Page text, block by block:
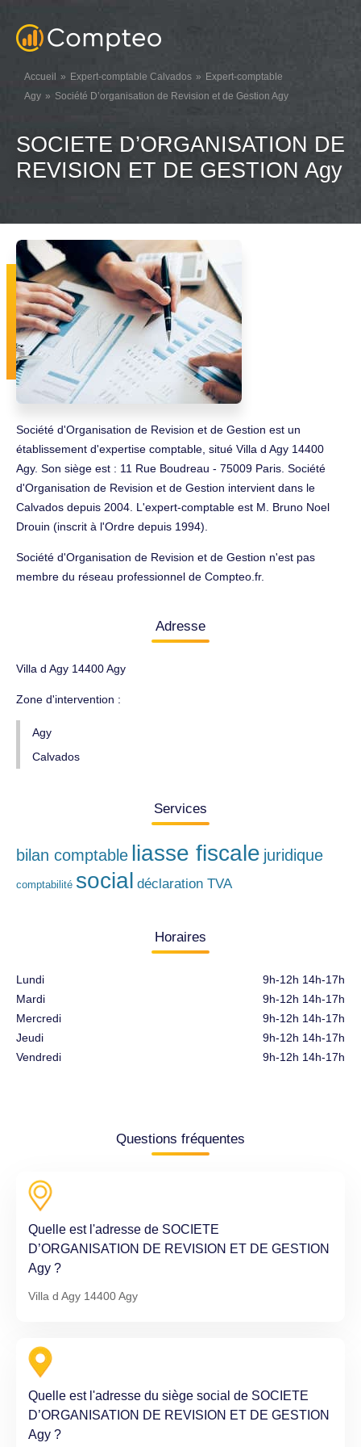
Accueil Expert-comptable Calvados
Expert-comptable
Agy
Société D’organisation de Revision et de Gestion Agy
SOCIETE D’ORGANISATION DE
REVISION ET DE GESTION Agy
Société d'Organisation de Revision et de Gestion est un
établissement d'expertise comptable, situé Villa d Agy 14400
Agy. Son siège est : 11 Rue Boudreau - 75009 Paris. Société
d'Organisation de Revision et de Gestion intervient dans le
Calvados depuis 2004. L'expert-comptable est M. Bruno Noel
Drouin (inscrit à l'Ordre depuis 1994).
Société d'Organisation de Revision et de Gestion n'est pas
membre du réseau professionnel de Compteo.fr.
Adresse
Villa d Agy 14400 Agy
Zone d'intervention :
Agy
Calvados
Services
bilan comptable liasse fiscale juridique
comptabilité social déclaration TVA
Horaires
Lundi
Mardi
Mercredi
Jeudi
Vendredi
9h-12h 14h-17h
9h-12h 14h-17h
9h-12h 14h-17h
9h-12h 14h-17h
9h-12h 14h-17h
Questions fréquentes
Quelle est l'adresse de SOCIETE
D’ORGANISATION DE REVISION ET DE GESTION
Agy ?
Villa d Agy 14400 Agy
Quelle est l'adresse du siège social de SOCIETE
D’ORGANISATION DE REVISION ET DE GESTION
Agy ?